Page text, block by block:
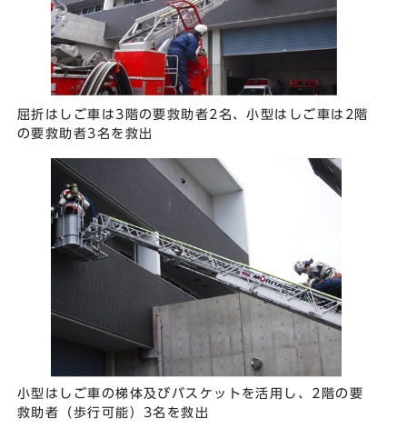
屈折はしご車は3階の要救助者2名、小型はしご車は2階
の要救助者3名を救出
小型はしご車の梯体及びバスケットを活用し、2階の要
救助者（歩行可能）3名を救出